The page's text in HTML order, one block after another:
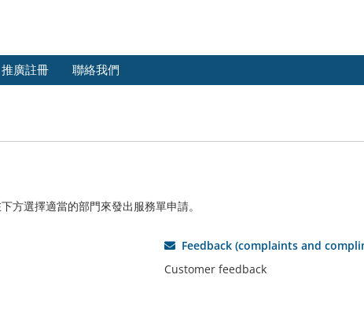
推廣註冊 聯絡我們
方選擇適當的部門來發出服務單申請。
Feedback (complaints and
Customer feedback